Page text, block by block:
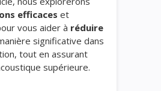
efficaces et
vous aider à réduire
significative dans
tout en assurant
supérieure.